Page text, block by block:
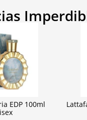
EDP 100ml